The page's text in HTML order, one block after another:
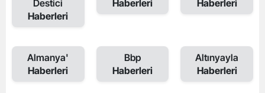
Destici
Haberleri
Haberleri
Haberleri
Almanya'
Haberleri
Bbp
Haberleri
Altınyayla
Haberleri